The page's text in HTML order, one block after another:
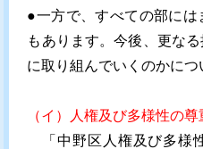
●一方で、すべての部に
もあります。今後、更な
に取り組んでいくのかにつ
（イ）人権及び多様性の
「中野区人権及び多様